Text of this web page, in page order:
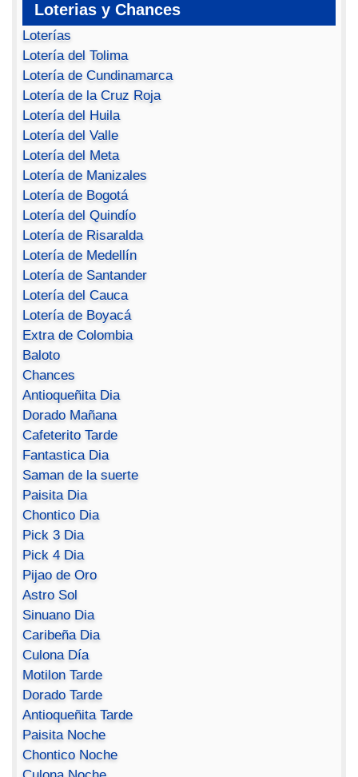
Loterias y Chances
Loterías
Lotería del Tolima
Lotería de Cundinamarca
Lotería de la Cruz Roja
Lotería del Huila
Lotería del Valle
Lotería del Meta
Lotería de Manizales
Lotería de Bogotá
Lotería del Quindío
Lotería de Risaralda
Lotería de Medellín
Lotería de Santander
Lotería del Cauca
Lotería de Boyacá
Extra de Colombia
Baloto
Chances
Antioqueñita Dia
Dorado Mañana
Cafeterito Tarde
Fantastica Dia
Saman de la suerte
Paisita Dia
Chontico Dia
Pick 3 Dia
Pick 4 Dia
Pijao de Oro
Astro Sol
Sinuano Dia
Caribeña Dia
Culona Día
Motilon Tarde
Dorado Tarde
Antioqueñita Tarde
Paisita Noche
Chontico Noche